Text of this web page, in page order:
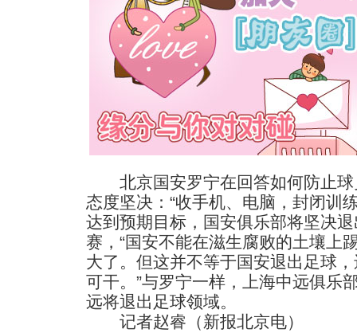
北京国安罗宁在回答如何防止球
态度坚决：“收手机、电脑，封闭训
达到预期目标，国安俱乐部将坚决
赛，“国安不能在滋生腐败的土壤上
大了。但这并不等于国安退出足球
可干。”与罗宁一样，上海中远俱乐
远将退出足球领域。
记者赵睿（新报北京电）